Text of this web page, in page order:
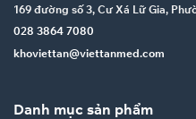
169 đường số 3, Cư Xá Lữ Gia,
028 3864 7080
khoviettan@viettanmed.com
Danh mục sản phẩm